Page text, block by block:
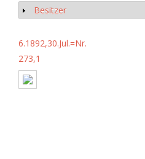
Show
Besitzer
6.1892,30.Jul.=Nr.
273,1